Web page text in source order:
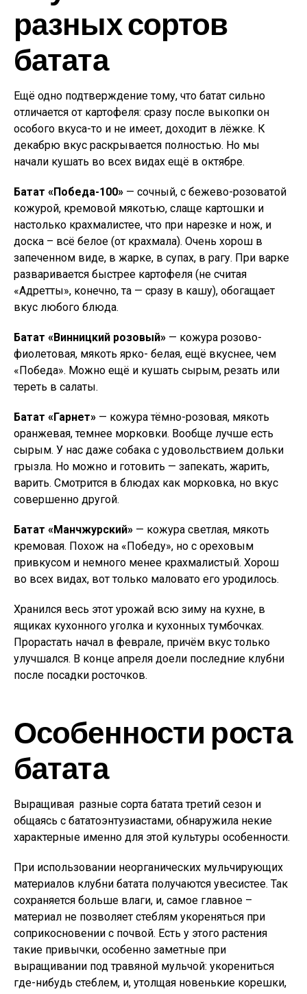
разных сортов
батата
Ещё одно подтверждение тому, что батат сильно
отличается от картофеля: сразу после выкопки он
особого вкуса-то и не имеет, доходит в лёжке. К
декабрю вкус раскрывается полностью. Но мы
начали кушать во всех видах ещё в октябре.
Батат «Победа-100» — сочный, с бежево-розоватой
кожурой, кремовой мякотью, слаще картошки и
настолько крахмалистее, что при нарезке и нож, и
доска – всё белое (от крахмала). Очень хорош в
запеченном виде, в жарке, в супах, в рагу. При варке
разваривается быстрее картофеля (не считая
«Адретты», конечно, та — сразу в кашу), обогащает
вкус любого блюда.
Батат «Винницкий розовый» — кожура розово-
фиолетовая, мякоть ярко- белая, ещё вкуснее, чем
«Победа». Можно ещё и кушать сырым, резать или
тереть в салаты.
Батат «Гарнет» — кожура тёмно-розовая, мякоть
оранжевая, темнее морковки. Вообще лучше есть
сырым. У нас даже собака с удовольствием дольки
грызла. Но можно и готовить — запекать, жарить,
варить. Смотрится в блюдах как морковка, но вкус
совершенно другой.
Батат «Манчжурский» — кожура светлая, мякоть
кремовая. Похож на «Победу», но с ореховым
привкусом и немного менее крахмалистый. Хорош
во всех видах, вот только маловато его уродилось.
Хранился весь этот урожай всю зиму на кухне, в
ящиках кухонного уголка и кухонных тумбочках.
Прорастать начал в феврале, причём вкус только
улучшался. В конце апреля доели последние клубни
после посадки росточков.
Особенности роста
батата
Выращивая разные сорта батата третий сезон и
общаясь с бататоэнтузиастами, обнаружила некие
характерные именно для этой культуры особенности.
При использовании неорганических мульчирующих
материалов клубни батата получаются увесистее. Так
сохраняется больше влаги, и, самое главное –
материал не позволяет стеблям укореняться при
соприкосновении с почвой. Есть у этого растения
такие привычки, особенно заметные при
выращивании под травяной мульчой: укорениться
где-нибудь стеблем, и, утолщая новенькие корешки,